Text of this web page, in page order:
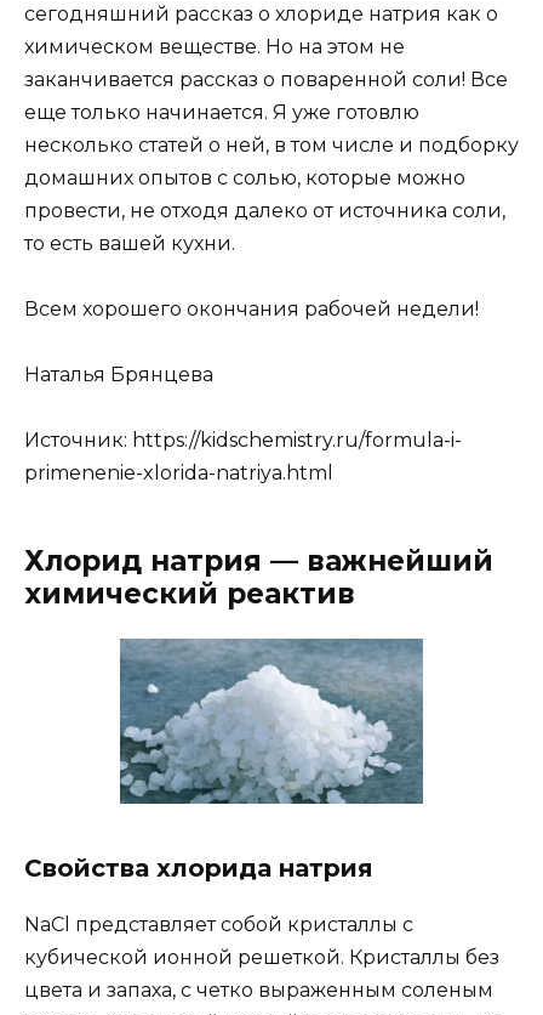
сегодняшний рассказ о хлориде натрия как о
химическом веществе. Но на этом не
заканчивается рассказ о поваренной соли! Все
еще только начинается. Я уже готовлю
несколько статей о ней, в том числе и подборку
домашних опытов с солью, которые можно
провести, не отходя далеко от источника соли,
то есть вашей кухни.
Всем хорошего окончания рабочей недели!
Наталья Брянцева
Источник: https://kidschemistry.ru/formula-i-
primenenie-xlorida-natriya.html
Хлорид натрия — важнейший
химический реактив
Свойства хлорида натрия
NaCl представляет собой кристаллы с
кубической ионной решеткой. Кристаллы без
цвета и запаха, с четко выраженным соленым